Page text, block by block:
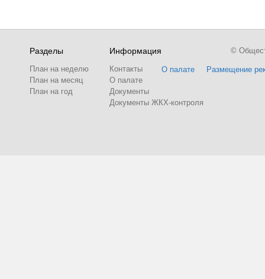
Разделы
План на неделю
План на месяц
План на год
Информация
Контакты
О палате
Документы
Документы ЖКХ-контроля
О палате Размещение
©